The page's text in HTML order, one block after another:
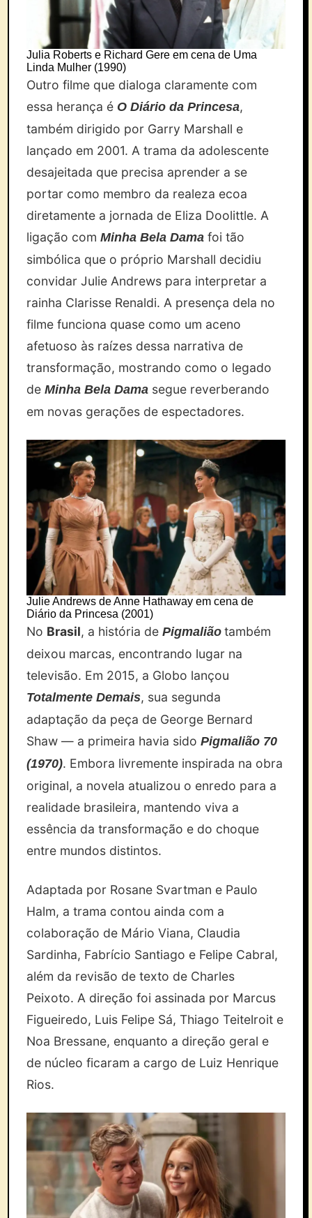
Julia Roberts e Richard Gere em cena de Uma
Linda Mulher (1990)
Outro filme que dialoga claramente com
essa herança é O Diário da Princesa,
também dirigido por Garry Marshall e
lançado em 2001. A trama da adolescente
desajeitada que precisa aprender a se
portar como membro da realeza ecoa
diretamente a jornada de Eliza Doolittle. A
ligação comMinha Bela Dama foi tão
simbólica que o próprio Marshall decidiu
convidar Julie Andrews para interpretar a
rainha Clarisse Renaldi. A presença dela no
filme funciona quase como um aceno
afetuoso às raízes dessa narrativa de
transformação, mostrando como o legado
deMinha Bela Dama segue reverberando
em novas gerações de espectadores.
Julie Andrews de Anne Hathaway em cena de
Diário da Princesa (2001)
No Brasil, a história dePigmalião também
deixou marcas, encontrando lugar na
televisão. Em 2015, a Globo lançou
Totalmente Demais, sua segunda
adaptação da peça de George Bernard
Shaw — a primeira havia sidoPigmalião 70
(1970). Embora livremente inspirada na obra
original, a novela atualizou o enredo para a
realidade brasileira, mantendo viva a
essência da transformação e do choque
entre mundos distintos.
Adaptada por Rosane Svartman e Paulo
Halm, a trama contou ainda com a
colaboração de Mário Viana, Claudia
Sardinha, Fabrício Santiago e Felipe Cabral,
além da revisão de texto de Charles
Peixoto. A direção foi assinada por Marcus
Figueiredo, Luis Felipe Sá, Thiago Teitelroit e
Noa Bressane, enquanto a direção geral e
de núcleo ficaram a cargo de Luiz Henrique
Rios.